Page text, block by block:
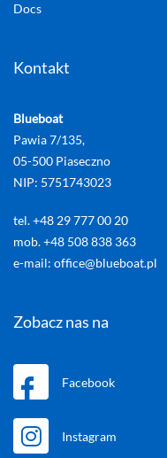
Docs
Kontakt
Blueboat
Pawia 7/135,
05-500 Piaseczno
NIP: 5751743023
tel. +48 29 777 00 20
mob. +48 508 838 363
e-mail: office@blueboat.pl
Zobacz nas na
Facebook
Instagram